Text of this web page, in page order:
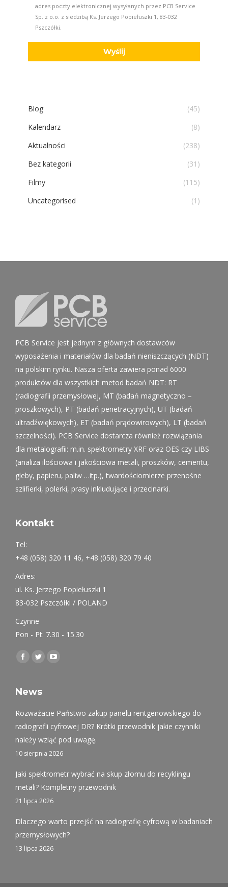
adres poczty elektronicznej wysyłanych przez PCB Service
Sp. z o.o. z siedzibą Ks. Jerzego Popiełuszki 1, 83-032
Pszczółki.
Blog
(45)
Kalendarz
(8)
Aktualności
(238)
Bez kategorii
(31)
Filmy
(115)
Uncategorised
(1)
PCB Service jest jednym z głównych dostawców
wyposażenia i materiałów dla badań nieniszczących (NDT)
na polskim rynku. Nasza oferta zawiera ponad 6000
produktów dla wszystkich metod badań NDT: RT
(radiografii przemysłowej, MT (badań magnetyczno –
proszkowych), PT (badań penetracyjnych), UT (badań
ultradźwiękowych), ET (badań prądowirowych), LT (badań
szczelności). PCB Service dostarcza również rozwiązania
dla metalografii: m.in. spektrometry XRF oraz OES czy LIBS
(analiza ilościowa i jakościowa metali, proszków, cementu,
gleby, papieru, paliw …itp.), twardościomierze przenośne
szlifierki, polerki, prasy inkludujące i przecinarki.
Kontakt
Tel:
+48 (058) 320 11 46, +48 (058) 320 79 40
Adres:
ul. Ks. Jerzego Popiełuszki 1
83-032 Pszczółki / POLAND
Czynne
Pon - Pt: 7.30 - 15.30
Find us on:
Facebook
opens
new
window
Twitter
opens
new
window
YouTube
new
window
News
Rozważacie Państwo zakup panelu rentgenowskiego do
radiografii cyfrowej DR? Krótki przewodnik jakie czynniki
należy wziąć pod uwagę.
10 sierpnia 2026
Jaki spektrometr wybrać na skup złomu do recyklingu
metali? Kompletny przewodnik
21 lipca 2026
Dlaczego warto przejść na radiografię cyfrową w badaniach
przemysłowych?
13 lipca 2026